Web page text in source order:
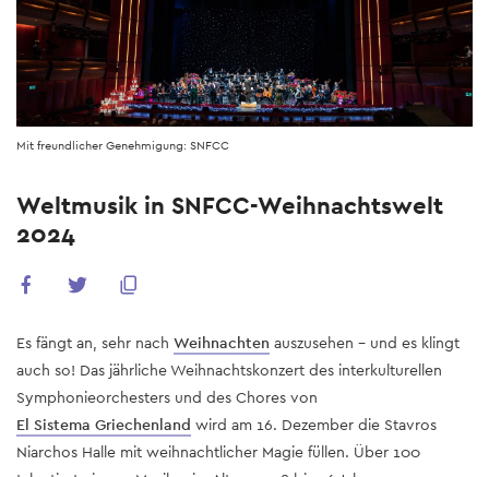
Mit freundlicher Genehmigung: SNFCC
Weltmusik in SNFCC-Weihnachtswelt
2024
Es fängt an, sehr nach Weihnachten auszusehen – und es klingt
auch so! Das jährliche Weihnachtskonzert des interkulturellen
Symphonieorchesters und des Chores von
El Sistema Griechenland wird am 16. Dezember die Stavros
Niarchos Halle mit weihnachtlicher Magie füllen. Über 100